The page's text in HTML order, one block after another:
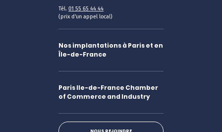
Tél. 01 55 65 44 44
(prix d'un appel local)
Nos implantations à Paris et en
Île-de-France
Paris Ile-de-France Chamber
of Commerce and Industry